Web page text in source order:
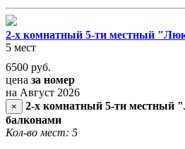
2-х комнатный 5-ти местный
5 мест
6500 руб.
цена за номер
на Август 2026
×
2-х комнатный 5-ти местный
балконами
Кол-во мест: 5